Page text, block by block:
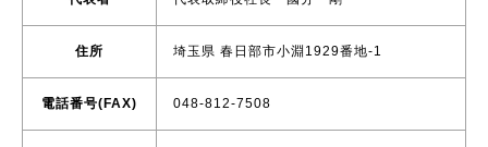
住所 埼玉県 春日部市小淵1929番地-1
電話番号(FAX) 048-812-7508